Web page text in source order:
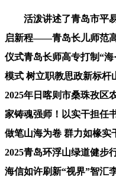
活泼讲述了青岛市平易
启新程——青岛长儿师范
仪式青岛长师高专打制“海
模式 树立职教思政新标杆
2025年日喀则市桑珠孜区
家铸魂强师！以实干担任
做笔山海为卷 群力如椽
2025青岛环浮山绿道健步
海信如许刷新“视界”智汇